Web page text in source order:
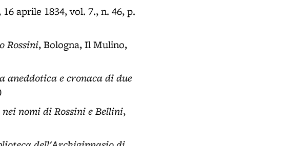
aprile 1834, vol. 7., n. 46, p.
Rossini, Bologna, Il Mulino,
aneddotica e cronaca di due
nomi di Rossini e Bellini,